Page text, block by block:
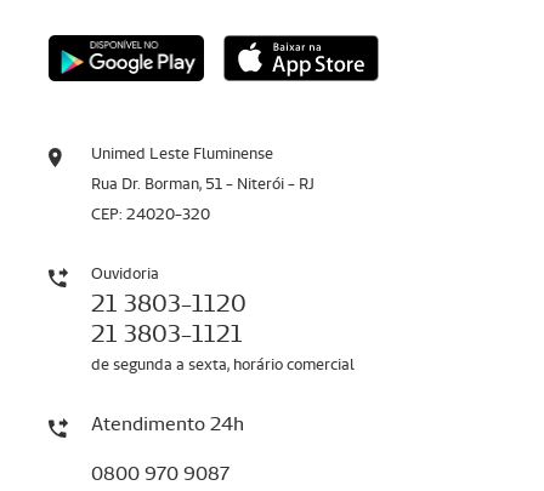
Unimed Leste Fluminense
Rua Dr. Borman, 51 - Niterói - RJ
CEP: 24020-320
Ouvidoria
21 3803-1120
21 3803-1121
de segunda a sexta, horário comercial
Atendimento 24h
0800 970 9087